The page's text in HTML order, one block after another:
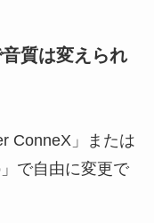
質は変えられ
ConneX」または
で自由に変更で